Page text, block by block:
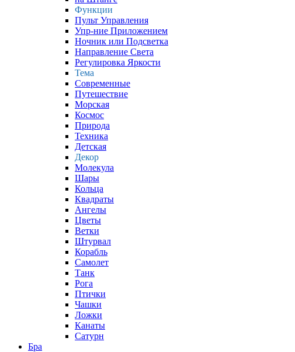
Функции
Пульт Управления
Упр-ние Приложением
Ночник или Подсветка
Направление Света
Регулировка Яркости
Тема
Современные
Путешествие
Морская
Космос
Природа
Техника
Детская
Декор
Молекула
Шары
Кольца
Квадраты
Ангелы
Цветы
Ветки
Штурвал
Корабль
Самолет
Танк
Рога
Птички
Чашки
Ложки
Канаты
Сатурн
Бра